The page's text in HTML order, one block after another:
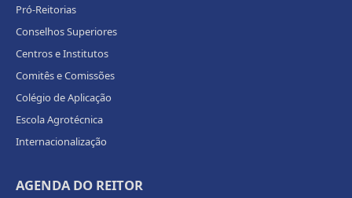
Pró-Reitorias
Conselhos Superiores
Centros e Institutos
Comitês e Comissões
Colégio de Aplicação
Escola Agrotécnica
Internacionalização
AGENDA DO REITOR